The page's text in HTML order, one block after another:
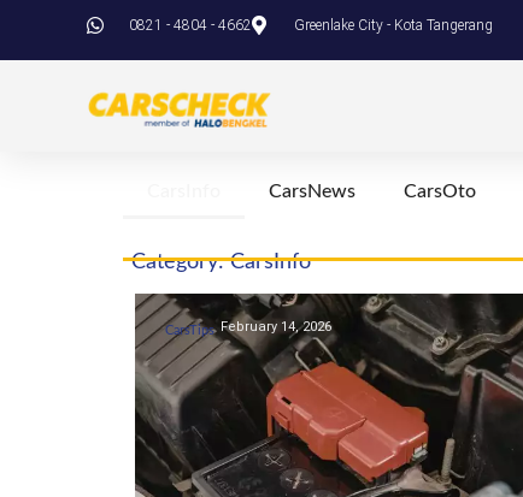
0821 - 4804 - 4662 Greenlake City - Kota Tangerang
CarsNews CarsOto
Category: CarsInfo
CarsTips February 14, 2026